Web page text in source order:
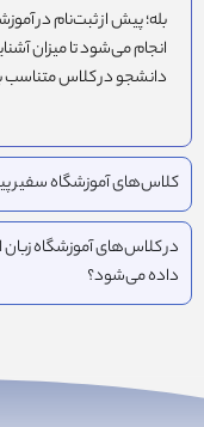
بله؛ پیش از ثبت‌نام در
انجام می‌شود تا میزان
دانشجو در کلاس متناسب
کلاس‌های آموزشگاه سفیر
در کلاس‌های آموزشگاه
داده می‌شود؟